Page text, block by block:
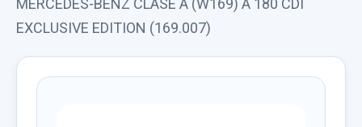
MERCEDES-BENZ CLASE A (W169) A 180 CDI
EXCLUSIVE EDITION (169.007)